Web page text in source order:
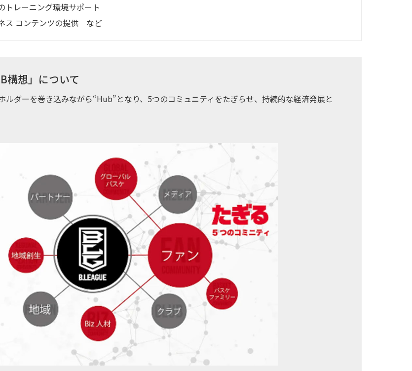
トレーニング環境サポート
ス コンテンツの提供 など
構想」について
ルダーを巻き込みながら“Hub”となり、5つのコミュニティをたぎらせ、持続的な経済発展と